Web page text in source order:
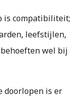
is compatibiliteit;
leefstijlen,
wel bij
doorlopen is er